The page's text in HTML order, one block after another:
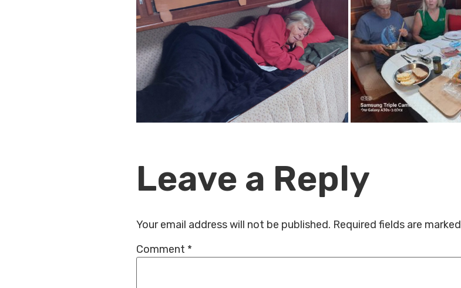
Leave a Reply
Your email address will not be published. Required fields are marked
Comment *